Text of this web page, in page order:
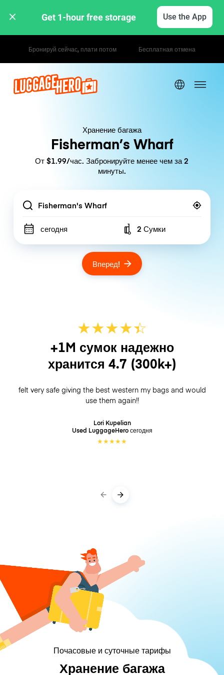
Get 1-hour free storage Use the App
Почасовые / дневные тарифы
Хранение багажа
Fisherman’s Wharf
От $1.99/час. Забронируйте менее чем за 2
минуты.
Location
сегодня Number of bags
2 Сумки
Вперед!
★★★★☆
★
+1M сумок надежно
хранится 4.7 (300k+)
felt very safe giving the best western my bags and would
use them again!!
Lori Kupelian
Used LuggageHeroсегодня
★★★★★
Почасовые и суточные тарифы
Хранение багажа